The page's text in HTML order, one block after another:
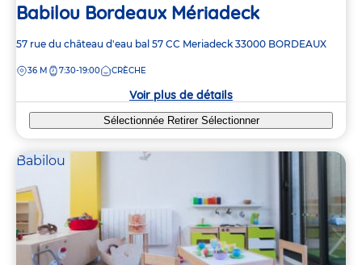
Babilou Bordeaux Mériadeck
Adresse
la
57 rue du château d'eau bal 57 CC Meriadeck 33000 BORDEAUX
DISTANCE
36 M 7:30-19:00 CRÈCHE
Voir plus de détails
Sélectionnée Retirer Sélectionner
Babilou